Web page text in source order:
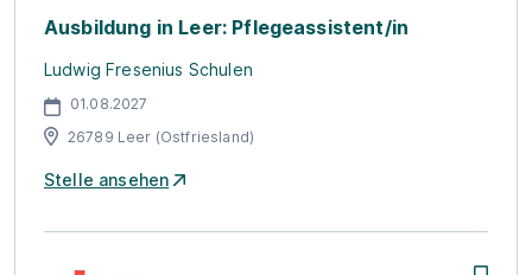
Ausbildung in Leer: Pflegeassistent/in
Ludwig Fresenius Schulen
01.08.2027
26789 Leer (Ostfriesland)
Stelle ansehen